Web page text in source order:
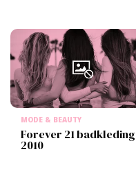
MODE & BEAUTY
Forever 21 badkleding
2010